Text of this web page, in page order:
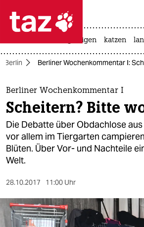
 taz zahl ich
taz zahl ich
themen
politik
öko
gesellschaft
kultur
sport
bergsteigen katzen
Berlin Berliner Wochenkommentar I:
Berliner Wochenkommentar I
Scheitern? Bitte
Die Debatte über Obdachlose
vor allem im Tiergarten
Blüten. Über Vor- und Nachteile
Welt.
28.10.2017 11:00 Uhr